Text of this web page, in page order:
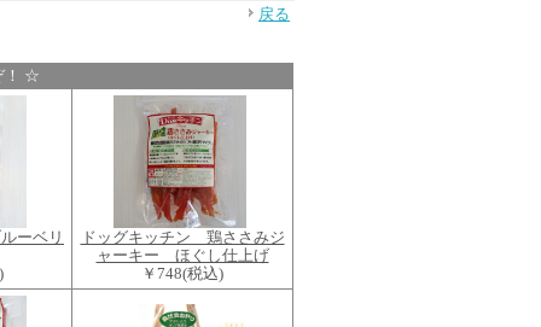
戻る
！ ☆
ーベリ
ドッグキッチン 鶏ささみジ
ャーキー ほぐし仕上げ
￥748(税込)